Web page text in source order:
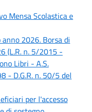
Mensa Scolastica e
2026. Borsa di
(L.R. n. 5/2015 -
Libri - A.S.
- D.G.R. n. 50/5 del
per l'accesso